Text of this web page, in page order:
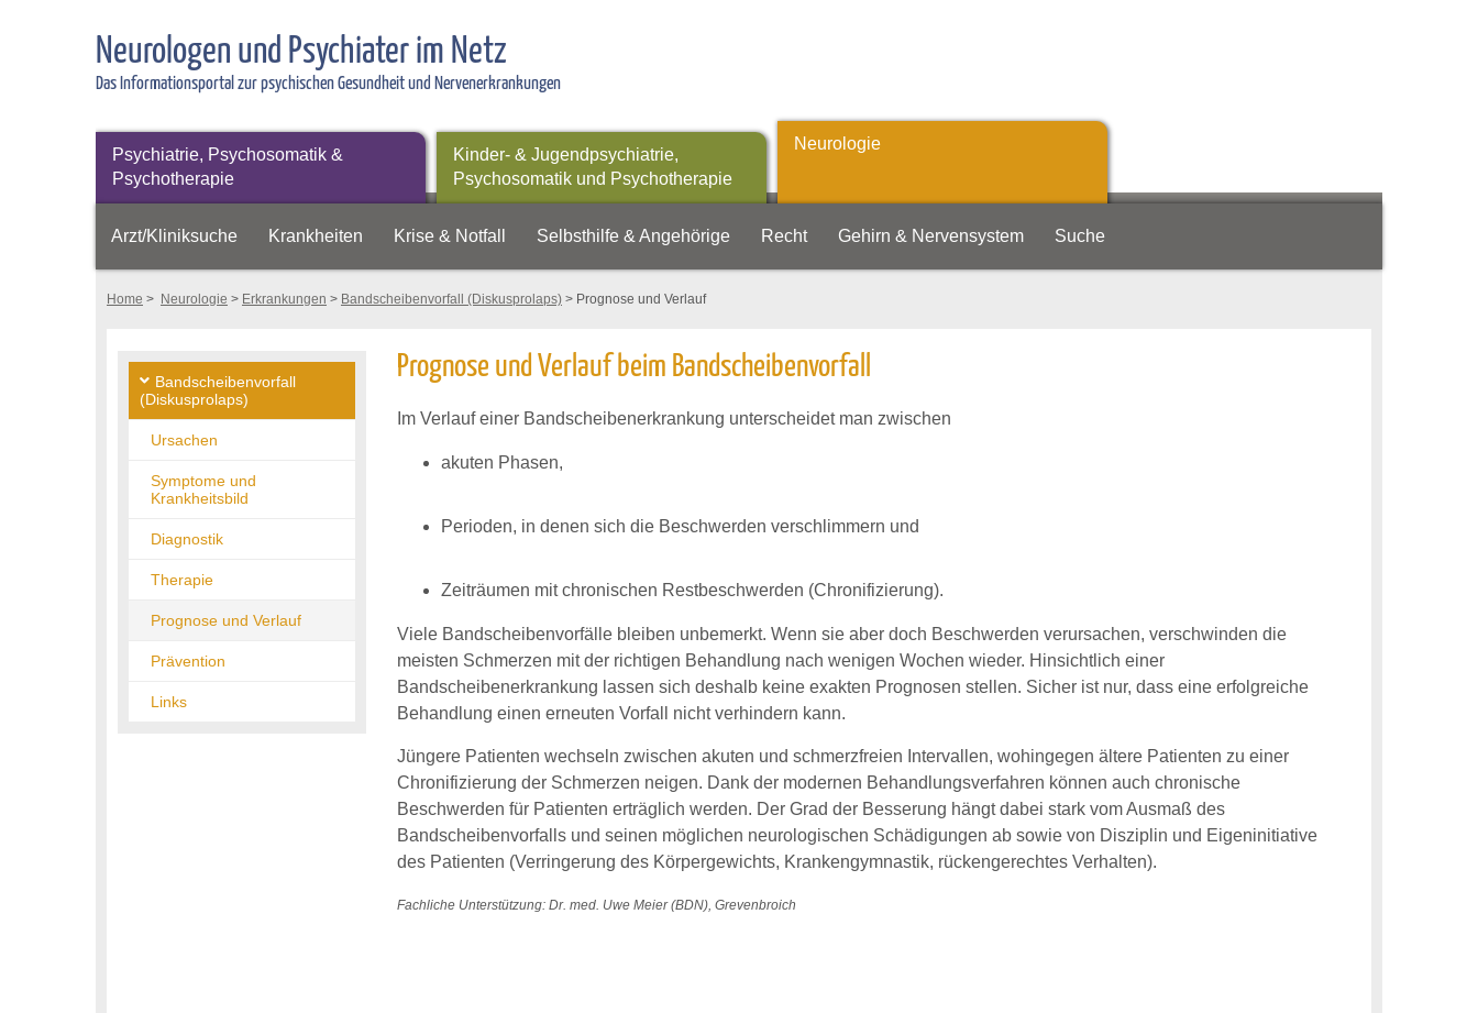
Neurologen und Psychiater im Netz
Das Informationsportal zur psychischen Gesundheit und Nervenerkrankungen
Psychiatrie, Psychosomatik &
Psychotherapie
Kinder- & Jugendpsychiatrie,
Psychosomatik und Psychotherapie
Neurologie
Arzt/Kliniksuche Krankheiten Krise & Notfall Selbsthilfe & Angehörige Recht Gehirn & Nervensystem Suche
Home > Neurologie > Erkrankungen > Bandscheibenvorfall (Diskusprolaps) > Prognose und Verlauf
Bandscheibenvorfall
(Diskusprolaps)
Ursachen
Symptome und
Krankheitsbild
Diagnostik
Therapie
Prognose und Verlauf
Prävention
Links
Prognose und Verlauf beim Bandscheibenvorfall
Im Verlauf einer Bandscheibenerkrankung unterscheidet man zwischen
akuten Phasen,
Perioden, in denen sich die Beschwerden verschlimmern und
Zeiträumen mit chronischen Restbeschwerden (Chronifizierung).
Viele Bandscheibenvorfälle bleiben unbemerkt. Wenn sie aber doch Beschwerden verursachen, verschwinden die
meisten Schmerzen mit der richtigen Behandlung nach wenigen Wochen wieder. Hinsichtlich einer
Bandscheibenerkrankung lassen sich deshalb keine exakten Prognosen stellen. Sicher ist nur, dass eine erfolgreiche
Behandlung einen erneuten Vorfall nicht verhindern kann.
Jüngere Patienten wechseln zwischen akuten und schmerzfreien Intervallen, wohingegen ältere Patienten zu einer
Chronifizierung der Schmerzen neigen. Dank der modernen Behandlungsverfahren können auch chronische
Beschwerden für Patienten erträglich werden. Der Grad der Besserung hängt dabei stark vom Ausmaß des
Bandscheibenvorfalls und seinen möglichen neurologischen Schädigungen ab sowie von Disziplin und Eigeninitiative
des Patienten (Verringerung des Körpergewichts, Krankengymnastik, rückengerechtes Verhalten).
Fachliche Unterstützung: Dr. med. Uwe Meier (BDN), Grevenbroich